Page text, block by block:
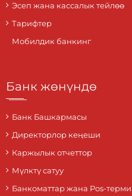
Эсеп жана кассалык тейлөө
Тарифтер
Мобилдик банкинг
Банк жөнүндө
Банк Башкармасы
Директорлор кеңеши
Каржылык отчеттор
Мүлктү сатуу
Банкоматтар жана Pos-